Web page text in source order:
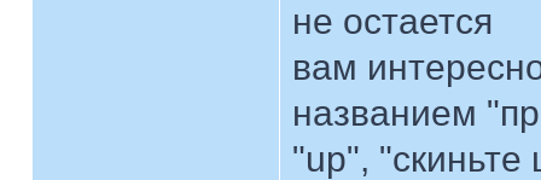
не остается
вам
названием
"up",